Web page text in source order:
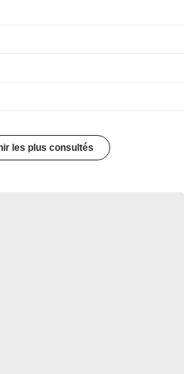
les plus consultés